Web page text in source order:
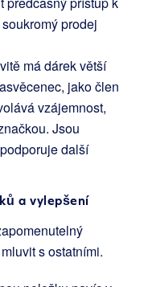
prodej
má dárek větší
jako člen
vzájemnost,
Jsou
další
a vylepšení
s ostatními.